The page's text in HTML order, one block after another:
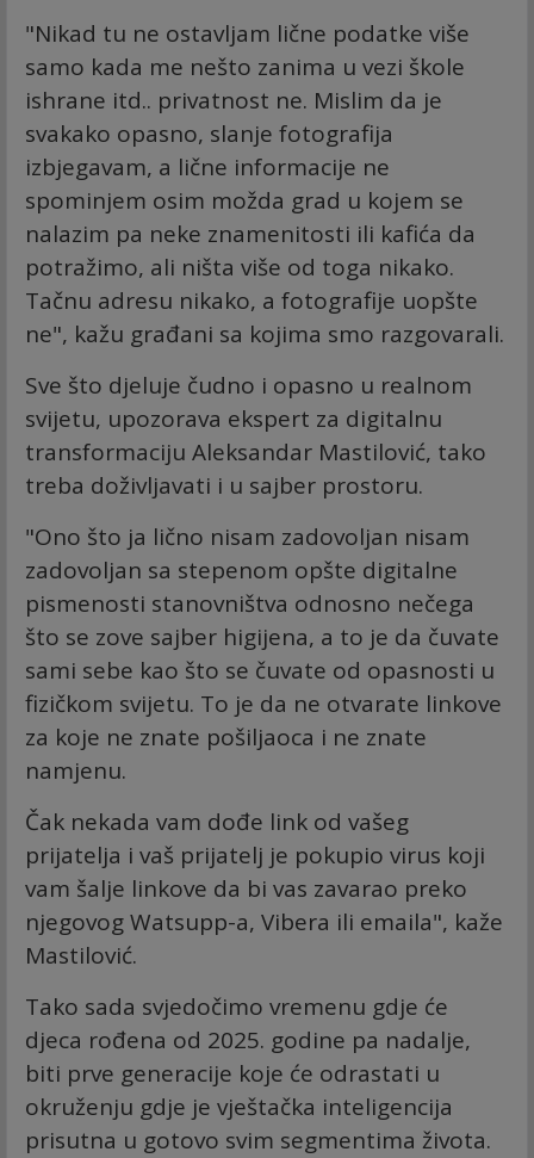
"Nikad tu ne ostavljam lične podatke više
samo kada me nešto zanima u vezi škole
ishrane itd.. privatnost ne. Mislim da je
svakako opasno, slanje fotografija
izbjegavam, a lične informacije ne
spominjem osim možda grad u kojem se
nalazim pa neke znamenitosti ili kafića da
potražimo, ali ništa više od toga nikako.
Tačnu adresu nikako, a fotografije uopšte
ne", kažu građani sa kojima smo razgovarali.
Sve što djeluje čudno i opasno u realnom
svijetu, upozorava ekspert za digitalnu
transformaciju Aleksandar Mastilović, tako
treba doživljavati i u sajber prostoru.
"Ono što ja lično nisam zadovoljan nisam
zadovoljan sa stepenom opšte digitalne
pismenosti stanovništva odnosno nečega
što se zove sajber higijena, a to je da čuvate
sami sebe kao što se čuvate od opasnosti u
fizičkom svijetu. To je da ne otvarate linkove
za koje ne znate pošiljaoca i ne znate
namjenu.
Čak nekada vam dođe link od vašeg
prijatelja i vaš prijatelj je pokupio virus koji
vam šalje linkove da bi vas zavarao preko
njegovog Watsupp-a, Vibera ili emaila", kaže
Mastilović.
Tako sada svjedočimo vremenu gdje će
djeca rođena od 2025. godine pa nadalje,
biti prve generacije koje će odrastati u
okruženju gdje je vještačka inteligencija
prisutna u gotovo svim segmentima života.